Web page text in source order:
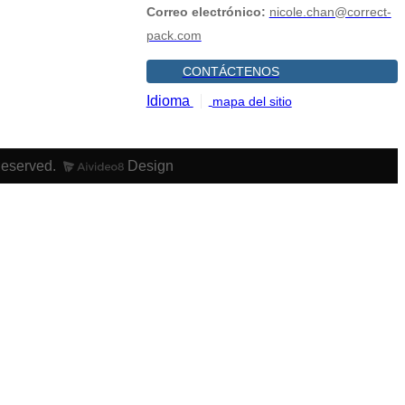
Correo electrónico: nicole.chan@correct-
pack.com
CONTÁCTENOS
Idioma mapa del sitio
Design